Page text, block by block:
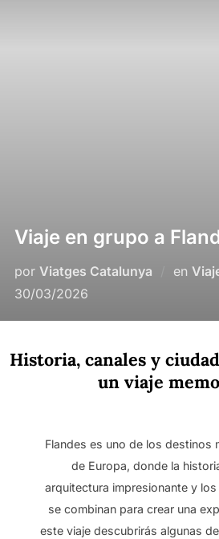
Viaje en grupo a
por Viatges Catalunya en
30/03/2026
Historia, canales y
un viaje
Flandes es uno de los destinos
de Europa, donde la
arquitectura impresionante y
se combinan para crear una
este viaje descubrirás algunas